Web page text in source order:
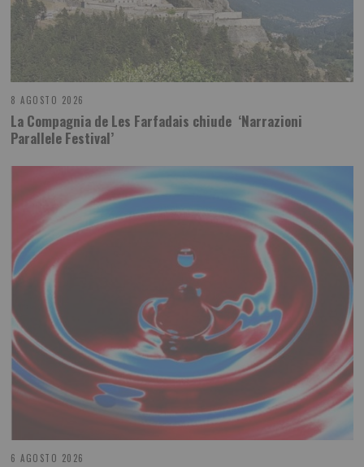
8 AGOSTO 2026
La Compagnia de Les Farfadais chiude ‘Narrazioni
Parallele Festival’
6 AGOSTO 2026